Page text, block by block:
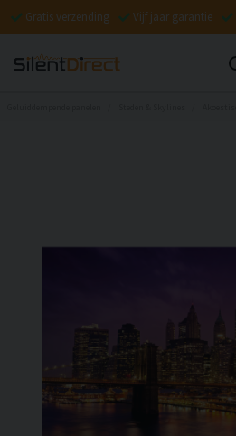
Gratis verzending Vijf jaar garantie